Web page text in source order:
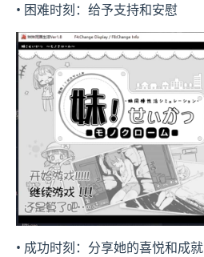
• 困难时刻：给予支持和安慰
• 成功时刻：分享她的喜悦和成就